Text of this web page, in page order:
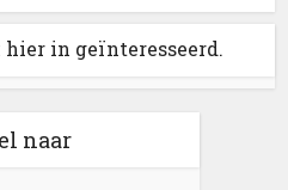
hier in geïnteresseerd.
naar